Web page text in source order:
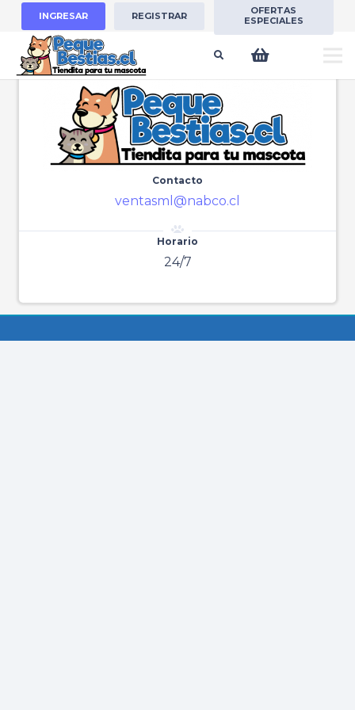
INGRESAR REGISTRAR
OFERTAS
ESPECIALES
Peque Bestias Accesorios paraMascotas
Contacto
ventasml@nabco.cl
Horario
24/7